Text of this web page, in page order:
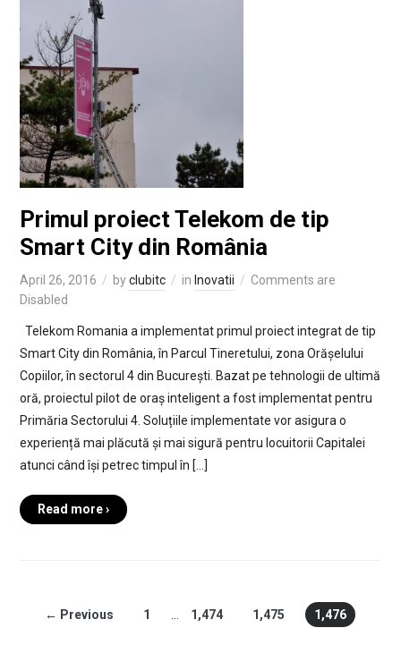
Primul proiect Telekom de tip
Smart City din România
April 26, 2016 byclubitc in Inovatii
Comments are
Disabled
Telekom Romania a implementat primul proiect integrat de tip
Smart City din România, în Parcul Tineretului, zona Orășelului
Copiilor, în sectorul 4 din București. Bazat pe tehnologii de ultimă
oră, proiectul pilot de oraș inteligent a fost implementat pentru
Primăria Sectorului 4. Soluțiile implementate vor asigura o
experiență mai plăcută și mai sigură pentru locuitorii Capitalei
atunci când își petrec timpul în […]
Read more ›
← Previous 1 1,474 1,475 1,476